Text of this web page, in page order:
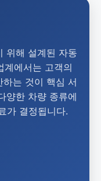
위해 설계된 자동
계에서는 고객의
는 것이 핵심 서
양한 차량 종류에
가 결정됩니다.